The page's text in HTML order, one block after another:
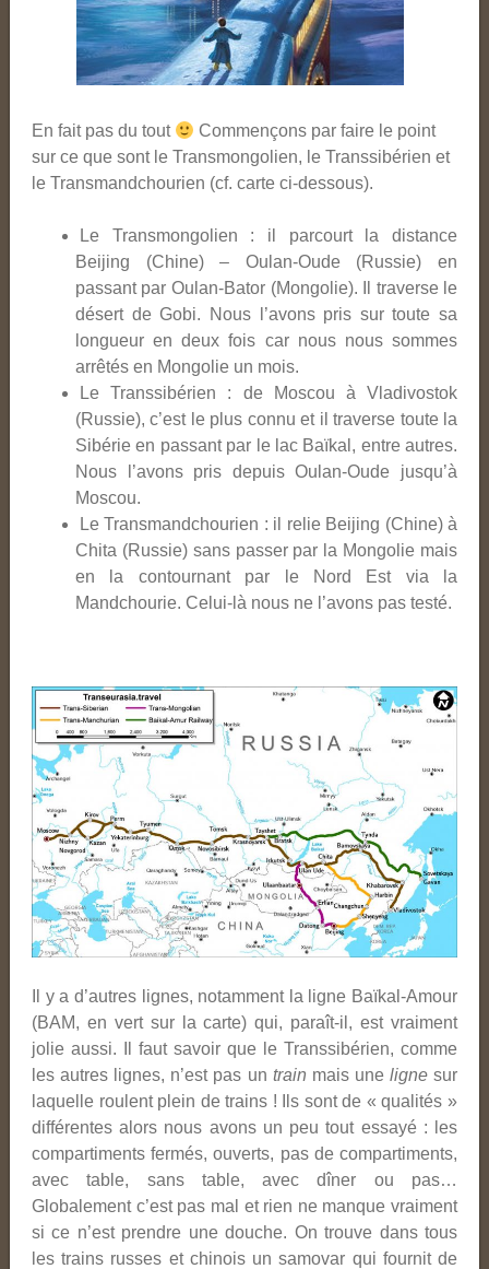
En fait pas du tout
Commençons par faire le point
sur ce que sont le Transmongolien, le Transsibérien et
le Transmandchourien (cf. carte ci-dessous).
Le Transmongolien : il parcourt la distance
Beijing (Chine) – Oulan-Oude (Russie) en
passant par Oulan-Bator (Mongolie). Il traverse le
désert de Gobi. Nous l’avons pris sur toute sa
longueur en deux fois car nous nous sommes
arrêtés en Mongolie un mois.
Le Transsibérien : de Moscou à Vladivostok
(Russie), c’est le plus connu et il traverse toute la
Sibérie en passant par le lac Baïkal, entre autres.
Nous l’avons pris depuis Oulan-Oude jusqu’à
Moscou.
Le Transmandchourien : il relie Beijing (Chine) à
Chita (Russie) sans passer par la Mongolie mais
en la contournant par le Nord Est via la
Mandchourie. Celui-là nous ne l’avons pas testé.
Il y a d’autres lignes, notamment la ligne Baïkal-Amour
(BAM, en vert sur la carte) qui, paraît-il, est vraiment
jolie aussi. Il faut savoir que le Transsibérien, comme
les autres lignes, n’est pas un train mais une lignesur
laquelle roulent plein de trains ! Ils sont de « qualités »
différentes alors nous avons un peu tout essayé : les
compartiments fermés, ouverts, pas de compartiments,
avec table, sans table, avec dîner ou pas…
Globalement c’est pas mal et rien ne manque vraiment
si ce n’est prendre une douche. On trouve dans tous
les trains russes et chinois un samovar qui fournit de